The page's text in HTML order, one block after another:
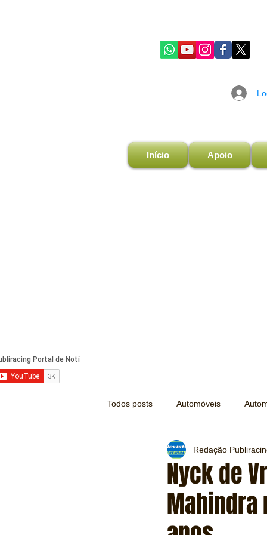
Início Apoio
Todos posts Automóveis
Turismo Lazer
Mecânica e Peças Segurança
Nyck de
Mahindra
Redação